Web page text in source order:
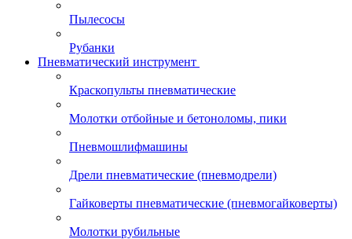
Пылесосы
Рубанки
Пневматический инструмент
Краскопульты пневматические
Молотки отбойные и бетоноломы, пики
Пневмошлифмашины
Дрели пневматические (пневмодрели)
Гайковерты пневматические (пневмогайковерты)
Молотки рубильные